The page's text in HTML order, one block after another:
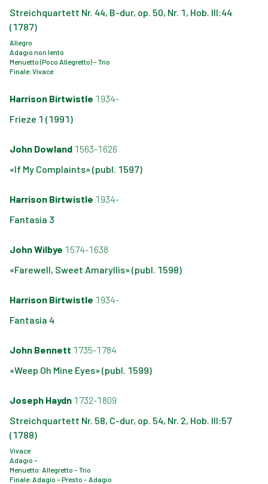
Streichquartett Nr. 44, B-dur, op. 50, Nr. 1, Hob. III:44
(1787)
Allegro
Adagio non lento
Menuetto (Poco Allegretto) – Trio
Finale: Vivace
Harrison Birtwistle 1934-
Frieze 1 (1991)
John Dowland 1563-1626
«If My Complaints» (publ. 1597)
Harrison Birtwistle 1934-
Fantasia 3
John Wilbye 1574-1638
«Farewell, Sweet Amaryllis» (publ. 1598)
Harrison Birtwistle 1934-
Fantasia 4
John Bennett 1735-1784
«Weep Oh Mine Eyes» (publ. 1599)
Joseph Haydn 1732-1809
Streichquartett Nr. 58, C-dur, op. 54, Nr. 2, Hob. III:57
(1788)
Vivace
Adagio –
Menuetto: Allegretto – Trio
Finale: Adagio – Presto – Adagio